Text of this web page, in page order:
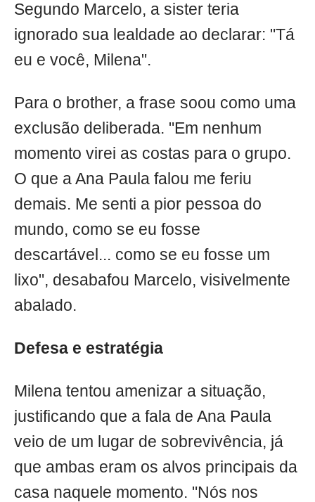
Segundo Marcelo, a sister teria
ignorado sua lealdade ao declarar: "Tá
eu e você, Milena".
Para o brother, a frase soou como uma
exclusão deliberada. "Em nenhum
momento virei as costas para o grupo.
O que a Ana Paula falou me feriu
demais. Me senti a pior pessoa do
mundo, como se eu fosse
descartável... como se eu fosse um
lixo", desabafou Marcelo, visivelmente
abalado.
Defesa e estratégia
Milena tentou amenizar a situação,
justificando que a fala de Ana Paula
veio de um lugar de sobrevivência, já
que ambas eram os alvos principais da
casa naquele momento. "Nós nos